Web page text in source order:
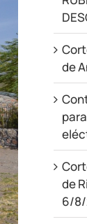
de
de
6/